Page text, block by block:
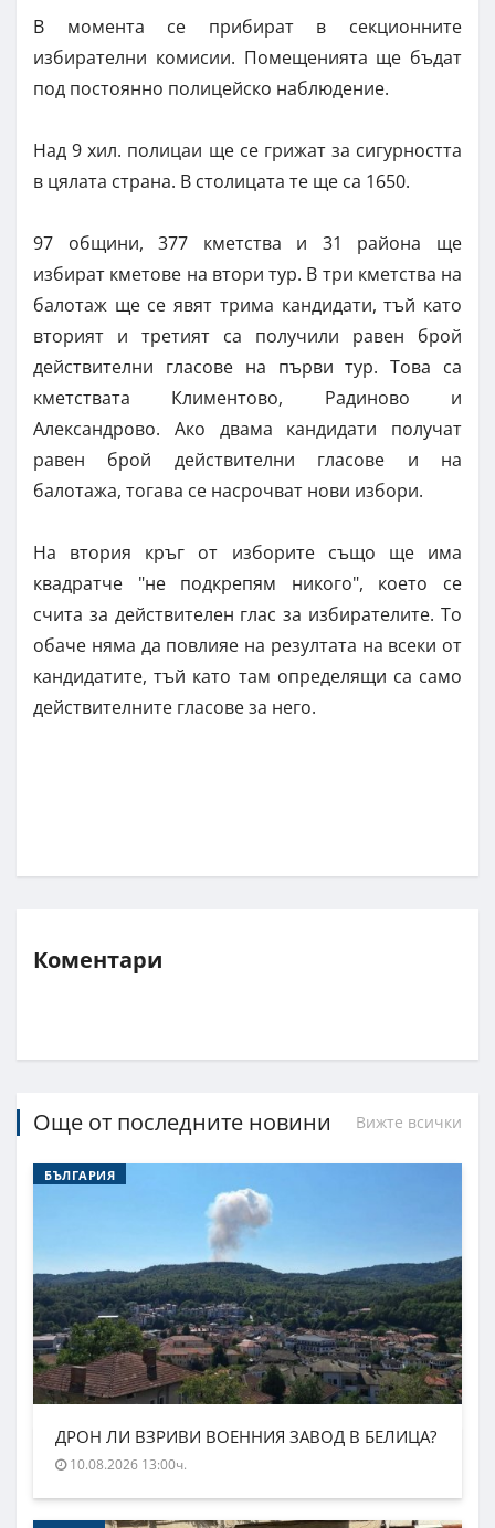
В момента се прибират в секционните
избирателни комисии. Помещенията ще бъдат
под постоянно полицейско наблюдение.
Над 9 хил. полицаи ще се грижат за сигурността
в цялата страна. В столицата те ще са 1650.
97 общини, 377 кметства и 31 района ще
избират кметове на втори тур. В три кметства на
балотаж ще се явят трима кандидати, тъй като
вторият и третият са получили равен брой
действителни гласове на първи тур. Това са
кметствата Климентово, Радиново и
Александрово. Ако двама кандидати получат
равен брой действителни гласове и на
балотажа, тогава се насрочват нови избори.
На втория кръг от изборите също ще има
квадратче "не подкрепям никого", което се
счита за действителен глас за избирателите. То
обаче няма да повлияе на резултата на всеки от
кандидатите, тъй като там определящи са само
действителните гласове за него.
Коментари
Още от последните новини Вижте всички
БЪЛГАРИЯ
ДРОН ЛИ ВЗРИВИ ВОЕННИЯ ЗАВОД В БЕЛИЦА?
10.08.2026 13:00ч.